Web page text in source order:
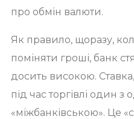
про обмін валюти.
Як правило, щоразу,
поміняти гроші, банк
досить високою.
під час торгівлі один з
«міжбанківською». Це